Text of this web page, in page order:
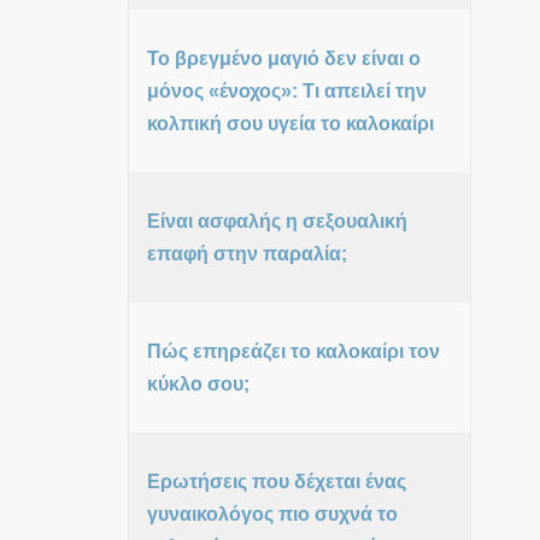
Το βρεγμένο μαγιό δεν είναι ο
μόνος «ένοχος»: Τι απειλεί την
κολπική σου υγεία το καλοκαίρι
Είναι ασφαλής η σεξουαλική
επαφή στην παραλία;
Πώς επηρεάζει το καλοκαίρι τον
κύκλο σου;
Ερωτήσεις που δέχεται ένας
γυναικολόγος πιο συχνά το